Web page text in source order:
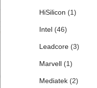
HiSilicon (1)
Intel(46)
Leadcore(3)
Marvell(1)
Mediatek(2)